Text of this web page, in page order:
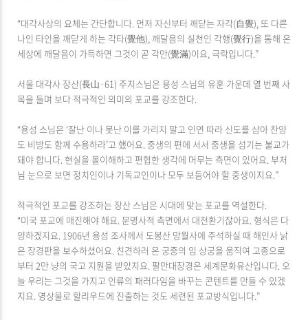
“대각사상의 요체는 간단합니다. 먼저 자신부터 깨닫는 자각(自覺), 또 다른
나인 타인을 깨닫게 하는 각타(覺他), 깨달음의 실천인 각행(覺行)을 통해 온
세상에 깨달음이 가득하면 그것이 곧 각만(覺滿)이요, 극락입니다.”
서울 대각사 장산(長山·61) 주지스님은 용성 스님의 유훈 가운데 열 번째 사
목을 들며 보다 적극적인 의미의 포교를 강조한다.
“용성 스님은 ‘잘난 이나 못난 이를 가리지 말고 인연 따라 신도를 삼아 찬양
도 비방도 함께 수용하라’고 했어요. 중생의 편에 서서 중생을 섬기는 불교가
돼야 합니다. 현실을 몰이해하고 편협한 생각에 머무는 측면이 있어요. 부처
님 눈으로 보면 정치인이나 기독교인이나 모두 보듬어야 할 중생이지요.”
적극적인 포교를 강조하는 장산 스님은 시대에 맞는 포교를 역설한다.
“미국 포교에 매진해야 해요. 문명사적 측면에서 대전환기잖아요. 형식은 다
양하겠지요. 1906년 용성 조사께서 도봉산 망월사에 주석하실 때 해인사 낡
은 장경판을 보수하셨어요. 친견하러 온 궁중의 임 상궁을 움직여 고종으로
부터 2만 냥의 국고 지원을 받았지요. 팔만대장경은 세계문화유산입니다. 오
늘 우리는 그것을 가지고 인류의 패러다임을 바꾸는 콘텐트를 만들 수 있겠
지요. 영상물로 할리우드에 진출하는 것도 세련된 포교방식입니다.”